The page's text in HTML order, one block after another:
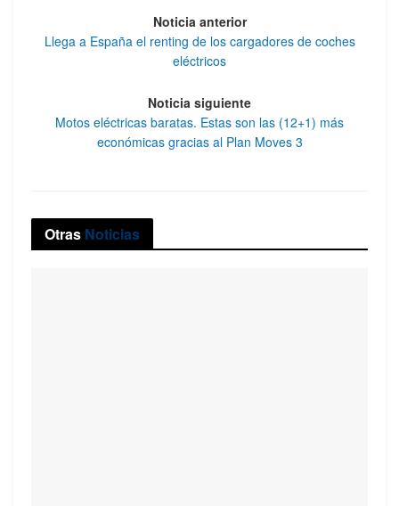
Noticia anterior
Llega a España el renting de los cargadores de coches
eléctricos
Noticia siguiente
Motos eléctricas baratas. Estas son las (12+1) más
económicas gracias al Plan Moves 3
Otras Noticias